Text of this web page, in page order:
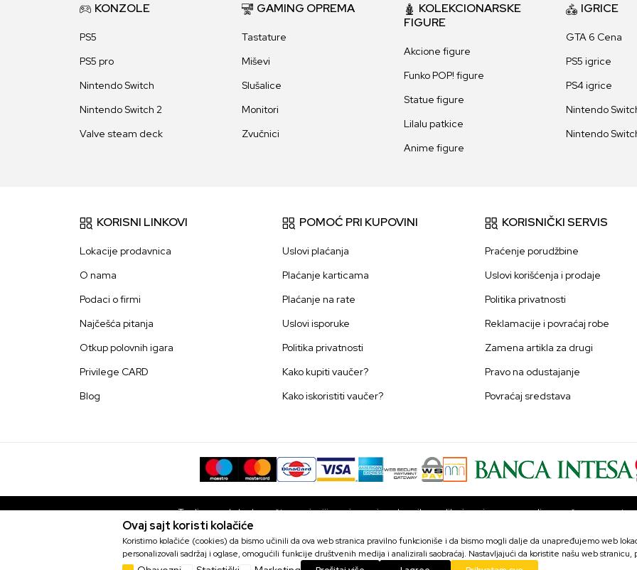
Dragon Shield 100 Standard Sleeves - Blood Red
Matte
KONZOLE
PS5
PS5 pro
Nintendo Switch
Nintendo Switch 2
Valve steam deck
GAMING OPREMA
Tastature
Miševi
Slušalice
Monitori
Zvučnici
KOLEKCIONARSKE
FIGURE
Akcione figure
Funko POP! figure
Statue figure
Lilalu patkice
Anime figure
IGRICE
GTA 6 Cena
PS5 igrice
PS4 igrice
Nintendo
Nintendo
KORISNI LINKOVI
Lokacije prodavnica
O nama
Podaci o firmi
Najčešća pitanja
Otkup polovnih igara
Privilege CARD
Blog
POMOĆ PRI KUPOVINI
Uslovi plaćanja
Plaćanje karticama
Plaćanje na rate
Uslovi isporuke
Politika privatnosti
Kako kupiti vaučer?
Kako iskoristiti vaučer?
KORISNIČKI SERVIS
Praćenje porudžbine
Uslovi korišćenja i prodaje
Politika privatnosti
Reklamacije i povraćaj robe
Zamena artikla za drugi
Pravo na odustajanje
Povraćaj sredstava
Trudimo se da budemo što precizniji u opisu proizvoda, prikazu slika i samim cenama, ali ne možemo
bez grešaka. Svi artikli prikazani na sajtu su deo naše ponude i ne podrazumevaju da su dostupni u svakom
proveriti pozivom Call centra na broj 063 10 48 564.
Ovaj sajt koristi kolačiće
Koristimo kolačiće (cookies) da bismo učinili da ova web stranica pravilno funkcioniše i da bismo mogli dalje da unapređujemo web
personalizovali sadržaj i oglase, omogućili funkcije društvenih medija i analizirali saobraćaj. Nastavljajući da koristite našu web